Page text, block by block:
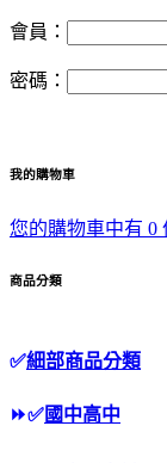
會員：
密碼：
我的購物車
您的購物車中有 0
商品分類
✅細部商品分類
⏩✅國中高中